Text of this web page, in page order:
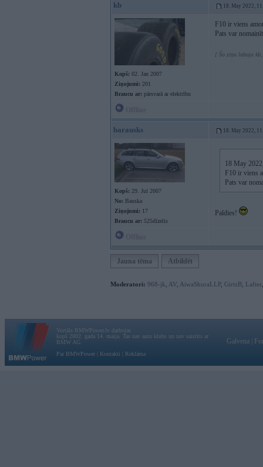
kb 18. May 2022,
Kopš: 02. Jan 2007
Ziņojumi: 201
Braucu ar: pārsvarā ar elektrību
F10 ir viens
Pats var
[ Šo ziņu laboja
barausks 18. May 2022,
Kopš: 29. Jul 2007
No: Bauska
Ziņojumi: 17
Braucu ar: 525dīzelis
18 May
F10 ir viens
Pats var
Paldies!
Jauna tēma Atbildēt
Moderatori: 968-jk AV AiwaShuraLLP, GirtzB Lafter
Vortāls BMWPower.lv darbojas
kopš 2002. gada 14. maija. Tas nav auto klubs un nav saistīts ar
BMW AG.
Par BMWPower
Kontakti Reklāma
Galvena